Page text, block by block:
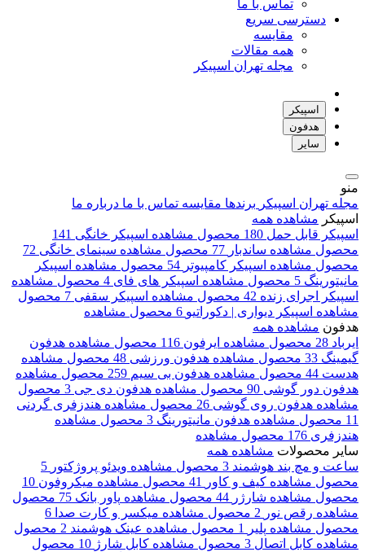
تماس با ما
دسترسی سریع
مقایسه
همه مقالات
مجله تهران اسپیکر
اسپیکر
هدفون
سایر
منو
مجله تهران اسپیکر برندها مقایسه تماس با ما درباره ما
اسپیکر مشاهده همه
اسپیکر قابل حمل 180 محصول مشاهده اسپیکر خانگی 141
محصول مشاهده ساندبار 77 محصول مشاهده سینمای خانگی 72
محصول مشاهده اسپیکر کامپیوتر 54 محصول مشاهده اسپیکر
مانیتورینگ 5 محصول مشاهده اسپیکر های فای 4 محصول
مشاهده
اسپیکر اجرای زنده 42 محصول مشاهده اسپیکر سقفی 7 محصول
مشاهده اسپیکر دیواری | دکوراتیو 6 محصول
مشاهده
هدفون مشاهده همه
ایرباد 28 محصول مشاهده ایرفون 116 محصول مشاهده هدفون
گیمینگ 33 محصول مشاهده هدفون ورزشی 48 محصول
مشاهده
هدست 44 محصول مشاهده هدفون بی سیم 259 محصول
مشاهده
هدفون دور گوشی 90 محصول مشاهده هدفون دی جی 3 محصول
مشاهده هدفون روی گوشی 26 محصول مشاهده هندزفری گردنی
11 محصول
مشاهده هدفون مانیتورینگ 3 محصول
مشاهده
هندزفری 176 محصول
مشاهده
سایر محصولات مشاهده همه
ساعت و مچ بند هوشمند 3 محصول مشاهده ویدئو پروژکتور 5
محصول مشاهده کیف و کاور 41 محصول مشاهده میکروفون 10
محصول مشاهده شارژر 44 محصول مشاهده پاور بانک 75 محصول
مشاهده رقص نور 2 محصول مشاهده میکسر و کارت صدا 6
محصول مشاهده پلیر 1 محصول مشاهده عینک هوشمند 2 محصول
مشاهده کابل اتصال 3 محصول مشاهده کابل شارژ 10 محصول